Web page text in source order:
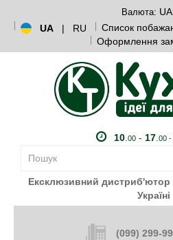
Валюта:
UA
| RU Список
Оформлення
10. 00- 17. 00 -
Ексклюзивний дистриб'ютор
Україні
(099) 299-